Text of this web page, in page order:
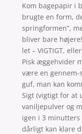
Kom bagepapir i
brugte en form,
springformen”,
bliver bare
let – VIGTIGT,
Pisk æggehvider
være en gennem-
guf, man kan
Sigt (vigtigt for at
vaniljepulver og
igen i 3
dårligt kan klare